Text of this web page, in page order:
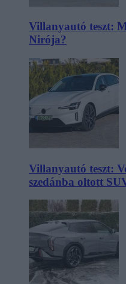
Villanyautó teszt:
Nirója?
Villanyautó teszt:
szedánba oltott